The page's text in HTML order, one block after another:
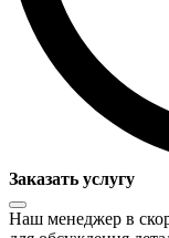
Заказать услугу
Наш менеджер в